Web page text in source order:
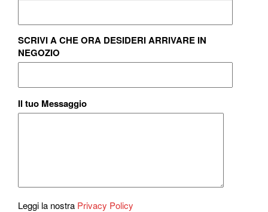
SCRIVI A CHE ORA DESIDERI ARRIVARE IN
NEGOZIO
Il tuo Messaggio
Leggi la nostra Privacy Policy